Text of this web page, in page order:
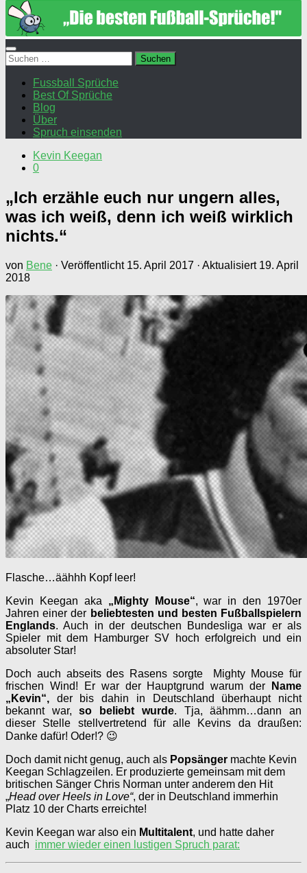
Suchen
nach:
Fussball Sprüche
Best Of Sprüche
Blog
Über
Spruch einsenden
Kevin Keegan
0
„Ich erzähle euch nur ungern alles,
was ich weiß, denn ich weiß wirklich
nichts.“
von Bene · Veröffentlicht 15. April 2017 · Aktualisiert 19. April
2018
Flasche…äähhh Kopf leer!
Kevin Keegan aka „ Mighty Mouse“, war in den 1970er
Jahren einer der beliebtesten und besten Fußballspielern
Englands. Auch in der deutschen Bundesliga war er als
Spieler mit dem Hamburger SV hoch erfolgreich und ein
absoluter Star!
Doch auch abseits des Rasens sorgte Mighty Mouse für
frischen Wind! Er war der Hauptgrund warum der Name
„Kevin“, der bis dahin in Deutschland überhaupt nicht
bekannt war, so beliebt wurde. Tja, äähmm…dann an
dieser Stelle stellvertretend für alle Kevins da draußen:
Danke dafür! Oder!? 😉
Doch damit nicht genug, auch als Popsänger machte Kevin
Keegan Schlagzeilen. Er produzierte gemeinsam mit dem
britischen Sänger Chris Norman unter anderem den Hit
„Head over Heels in Love“, der in Deutschland immerhin
Platz 10 der Charts erreichte!
Kevin Keegan war also ein Multitalent, und hatte daher
auch immer wieder einen lustigen Spruch parat: